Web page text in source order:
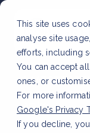
This site uses
analyse site
efforts, including
You can accept
ones, or
For more
Google's Privacy
If you decline,
LAATSTE
leverancier:
artikel